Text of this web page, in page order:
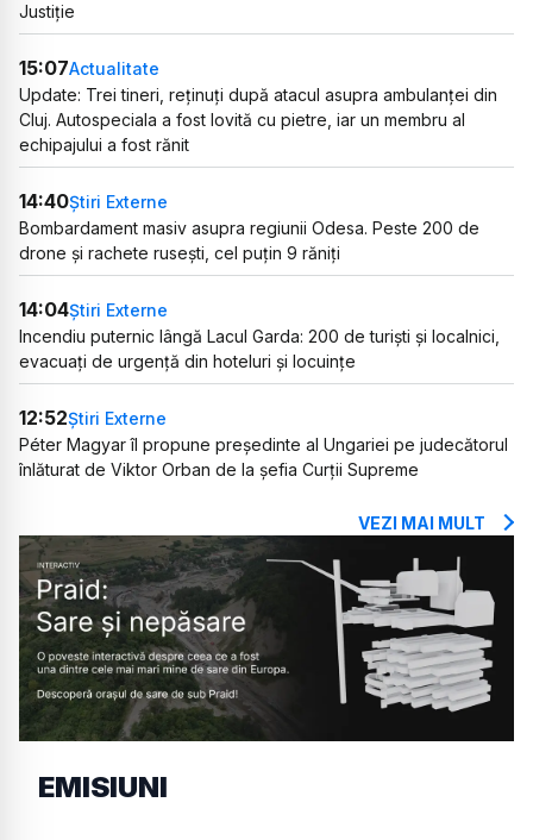
Justiție
15:07Actualitate
Update: Trei tineri, reținuți după atacul asupra ambulanței din
Cluj. Autospeciala a fost lovită cu pietre, iar un membru al
echipajului a fost rănit
14:40Știri Externe
Bombardament masiv asupra regiunii Odesa. Peste 200 de
drone și rachete rusești, cel puțin 9 răniți
14:04Știri Externe
Incendiu puternic lângă Lacul Garda: 200 de turiști și localnici,
evacuați de urgență din hoteluri și locuințe
12:52Știri Externe
Péter Magyar îl propune președinte al Ungariei pe judecătorul
înlăturat de Viktor Orban de la șefia Curții Supreme
VEZI MAI MULT
EMISIUNI